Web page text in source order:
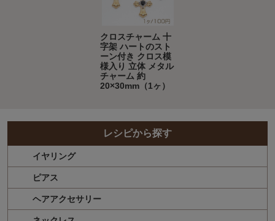
クロスチャーム 十
字架 ハートのスト
ーン付き クロス模
様入り 立体 メタル
チャーム 約
20×30mm（1ヶ）
レシピから探す
イヤリング
ピアス
ヘアアクセサリー